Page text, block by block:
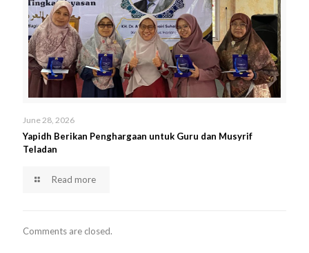
June 28, 2026
Yapidh Berikan Penghargaan untuk Guru dan Musyrif
Teladan
Read more
Comments are closed.